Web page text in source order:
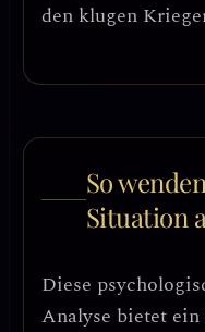
den klugen
So
Situation
Diese
Analyse bietet